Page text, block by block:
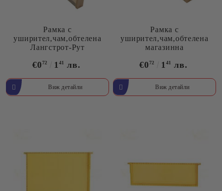
Рамка с
уширител,чам,обтелена
Лангстрот-Рут
€072 141 лв.
Виж детайли
Рамка с
уширител,чам,обтелена
магазинна
€072 141 лв.
Виж детайли